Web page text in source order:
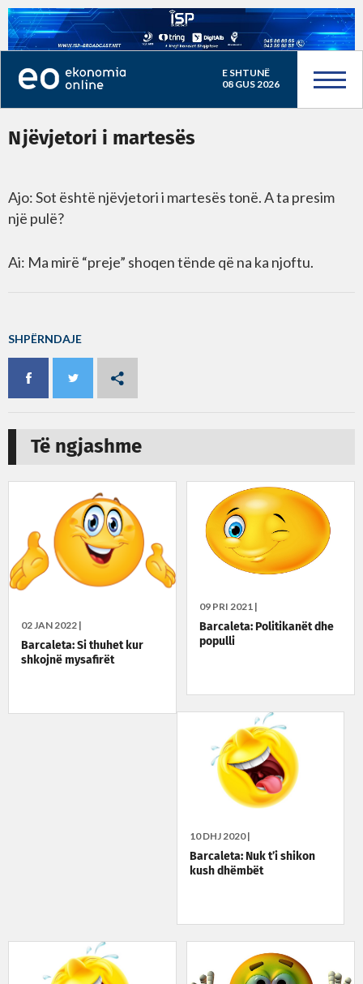
E SHTUNË
08 GUS 2026
Njëvjetori i martesës
Ajo: Sot është njëvjetori i martesës tonë. A ta presim
një pulë?
Ai: Ma mirë “preje” shoqen tënde që na ka njoftu.
SHPËRNDAJE
Të ngjashme
02 JAN 2022 |
Barcaleta: Si thuhet kur
shkojnë mysafirët
09 PRI 2021 |
Barcaleta: Politikanët dhe
populli
10 DHJ 2020 |
Barcaleta: Nuk t’i shikon
kush dhëmbët